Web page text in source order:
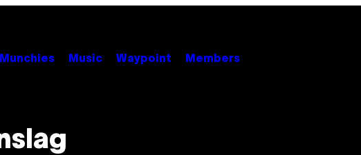
Munchies Music Waypoint Members